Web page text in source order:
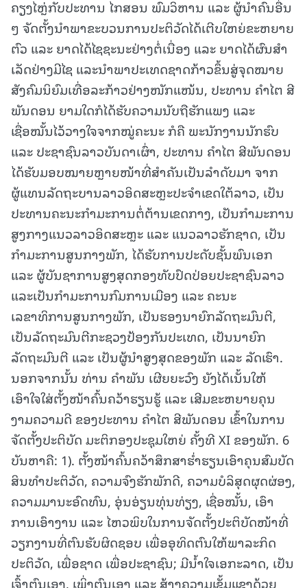
ຄຽງໄຫຼ່ກັບປະທານ ໄກສອນ ພົມວິຫານ ແລະ ຜູ້ນຳຄົນອື່ນ
ໆ ຈັດຕັ້ງນຳພາຂະບວນການປະຕິວັດໄດ້ເຕີບໃຫຍ່ຂະຫຍາຍ
ຕົວ ແລະ ຍາດໄດ້ໄຊຊະນະຢ່າງຕໍ່ເນື່ອງ ແລະ ຍາດໄດ້ຜົນສໍາ
ເລັດຢ່າງມີໄຊ ແລະນຳພາປະເທດຊາດກ້າວຂຶ້ນສູ່ຈຸດໝາຍ
ສັງຄົມນິຍົມເທື່ອລະກ້າວຢ່າງໜັກແໜ້ນ, ປະທານ ຄຳໄຕ ສີ
ພັນດອນ ຍາມໃດກໍໄດ້ຮັບຄວາມນັບຖືຮັກແພງ ແລະ
ເຊື່ອໝັ້ນໄວ້ວາງໃຈຈາກໝູ່ຄະນະ ກໍຄື ພະນັກງານນັກຮົບ
ແລະ ປະຊາຊົນລາວບັນດາເຜົ່າ, ປະທານ ຄຳໄຕ ສີພັນດອນ
ໄດ້ຮັບມອບໝາຍຫຼາຍໜ້າທີ່ສໍາຄັນເປັນລໍາດັບມາ ຈາກ
ຜູ້ແທນລັດຖະບານລາວອິດສະຫຼະປະຈຳເຂດໃຕ້ລາວ, ເປັນ
ປະທານຄະນະກໍາມະການຕໍ່ຕ້ານເຂດກາງ, ເປັນກຳມະການ
ສູງກາງແນວລາວອິດສະຫຼະ ແລະ ແນວລາວຮັກຊາດ, ເປັນ
ກຳມະການສູນກາງພັກ, ໄດ້ຮັບການປະດັບຊັ້ນພົນເອກ
ແລະ ຜູ້ບັນຊາການສູງສຸດກອງທັບປົດປ່ອຍປະຊາຊົນລາວ
ແລະເປັນກຳມະການກົມການເມືອງ ແລະ ຄະນະ
ເລຂາທິການສູນກາງພັກ, ເປັນຮອງນາຍົກລັດຖະມົນຕີ,
ເປັນລັດຖະມົນຕີກະຊວງປ້ອງກັນປະເທດ, ເປັນນາຍົກ
ລັດຖະມົນຕີ ແລະ ເປັນຜູ້ນໍາສູງສຸດຂອງພັກ ແລະ ລັດເຮົາ.
ນອກຈາກນັ້ນ ທ່ານ ຄຳພັນ ເຜີຍຍະວົງ ຍັງໄດ້ເນັ້ນໃຫ້
ເອົາໃຈໃສ່ຕັ້ງໜ້າຄົ້ນຄວ້າຮຽນຮູ້ ແລະ ເສີມຂະຫຍາຍຄຸນ
ງາມຄວາມດີ ຂອງປະທານ ຄຳໄຕ ສີພັນດອນ ເຂົ້າໃນການ
ຈັດຕັ້ງປະຕິບັດ ມະຕິກອງປະຊຸມໃຫຍ່ ຄັ້ງທີ XI ຂອງພັກ. 6
ບັນຫາຄື: 1). ຕັ້ງໜ້າຄົ້ນຄວ້າສຶກສາຮໍ່າຮຽນເອົາຄຸນສົມບັດ
ສິນທຳປະຕິວັດ, ຄວາມຈົງຮັກພັກດີ, ຄວາມບໍລິສຸດຜຸດຜ່ອງ,
ຄວາມມານະອົດທົນ, ອຸ່ນອ່ຽນທຸ່ນທ່ຽງ, ເຊື່ອໝັ້ນ, ເອົາ
ການເອົາງານ ແລະ ໄຫວພິບໃນການຈັດຕັ້ງປະຕິບັດໜ້າທີ່
ວຽກງານທີ່ຕົນຮັບຜິດຊອບ ເພື່ອອຸທິດຕົນໃຫ້ພາລະກິດ
ປະຕິວັດ, ເພື່ອຊາດ ເພື່ອປະຊາຊົນ; ມີນໍ້າໃຈເອກະລາດ, ເປັນ
ເຈົ້າຕົນເອງ, ເພິ່ງຕົນເອງ ແລະ ສ້າງຄວາມເຂັ້ມແຂງດ້ວຍ